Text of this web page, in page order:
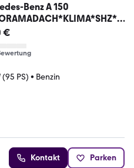
Benz A 150
€
PS) • Benzin
Kontakt Parken